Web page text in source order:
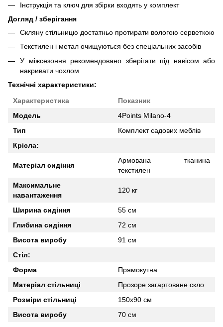
Інструкція та ключ для збірки входять у комплект
Догляд / зберігання
Скляну стільницю достатньо протирати вологою серветкою
Текстилен і метал очищуються без спеціальних засобів
У міжсезоння рекомендовано зберігати під навісом або
накривати чохлом
Технічні характеристики:
Характеристика
Показник
Модель
4Points Milano-4
Тип
Комплект садових меблів
Крісла:
Матеріал сидіння
Армована тканина
текстилен
Максимальне
навантаження
120 кг
Ширина сидіння
55 см
Глибина сидіння
72 см
Висота виробу
91 см
Стіл:
Форма
Прямокутна
Матеріал стільниці
Прозоре загартоване скло
Розміри стільниці
150х90 см
Висота виробу
70 см